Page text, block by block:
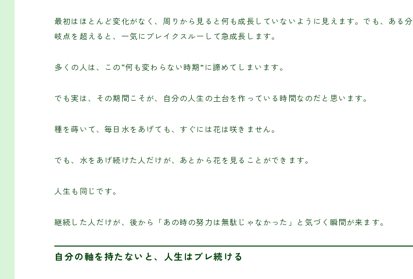
最初はほとんど変化がなく、周りから見ると何も成長していないように見えます。でも、ある分
岐点を超えると、一気にブレイクスルーして急成長します。
多くの人は、この“何も変わらない時期”に諦めてしまいます。
でも実は、その期間こそが、自分の人生の土台を作っている時間なのだと思います。
種を蒔いて、毎日水をあげても、すぐには花は咲きません。
でも、水をあげ続けた人だけが、あとから花を見ることができます。
人生も同じです。
継続した人だけが、後から「あの時の努力は無駄じゃなかった」と気づく瞬間が来ます。
自分の軸を持たないと、人生はブレ続ける